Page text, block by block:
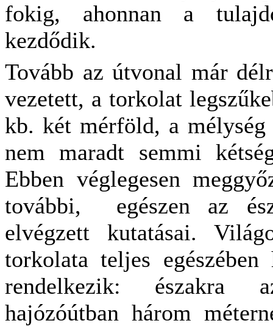
fokig, ahonnan a
kezdődik.
Tovább az útvonal már
vezetett, a torkolat
kb. két mérföld, a
nem maradt semmi
Ebben véglegesen
további,
egészen az
elvégzett kutatásai.
torkolata teljes
rendelkezik: északra
hajózóútban három